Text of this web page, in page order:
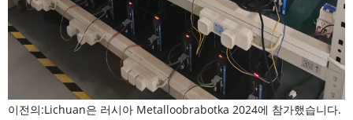
이전의:Lichuan은 러시아 Metalloobrabotka 2024에 참가했습니다.